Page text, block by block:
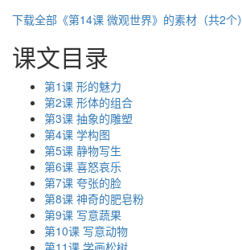
下载全部《第14课 微观世界》的素材（共2个）
课文目录
第1课 形的魅力
第2课 形体的组合
第3课 抽象的雕塑
第4课 学构图
第5课 静物写生
第6课 喜怒哀乐
第7课 夸张的脸
第8课 神奇的肥皂粉
第9课 写意蔬果
第10课 写意动物
第11课 学画松树